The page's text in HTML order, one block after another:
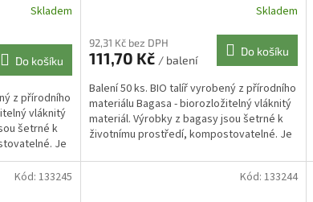
Skladem
Do košíku
z přírodního
vláknitý
šetrné k
Je
Skladem
92,31 Kč bez DPH
111,70 Kč / balení
Do košíku
Balení 50 ks. BIO talíř vyrobený z přírodního
materiálu Bagasa - biorozložitelný vláknitý
materiál. Výrobky z bagasy jsou šetrné k
životnímu prostředí, kompostovatelné. Je
Kód: 133245 Kód: 133244